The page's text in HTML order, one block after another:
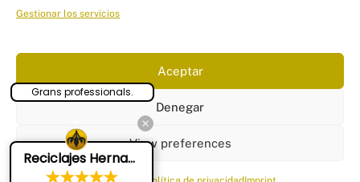
Gestionar los servicios
Aceptar
Denegar
View preferences
Reciclajes Hernandez Sl
Grans professionals.
Aviso Legal|Política de Privacidad|Política de Cookies|Panel
configuración cookies
© Puigserver y Romaguera Asesores
Tel: 871 552 277
Email: